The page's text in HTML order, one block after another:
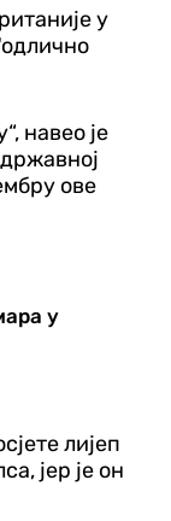
у
навео је
ове
у
лијеп
јер је он